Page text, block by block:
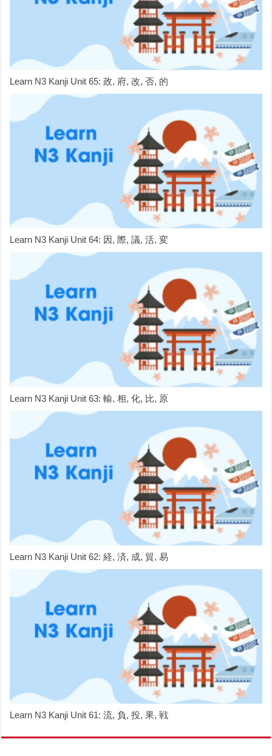
Learn N3 Kanji Unit 65: 政, 府, 改, 否, 的
Learn N3 Kanji Unit 64: 因, 際, 議, 活, 変
Learn N3 Kanji Unit 63: 輸, 相, 化, 比, 原
Learn N3 Kanji Unit 62: 経, 済, 成, 貿, 易
Learn N3 Kanji Unit 61: 流, 負, 投, 果, 戦